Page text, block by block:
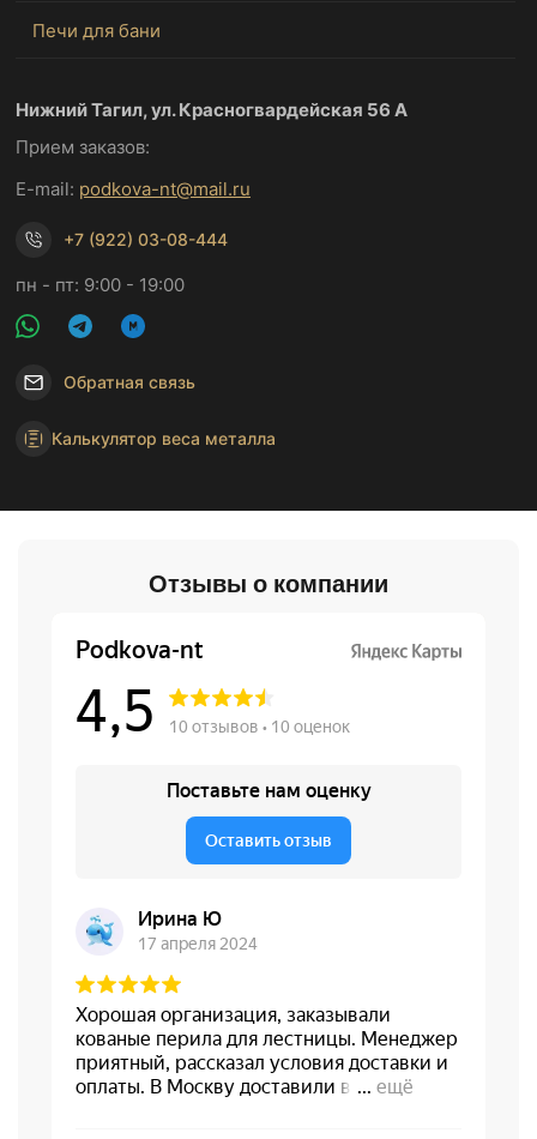
Печи для бани
Нижний Тагил, ул. Красногвардейская 56 А
Прием заказов:
E-mail: podkova-nt@mail.ru
+7 (922) 03-08-444
пн - пт: 9:00 - 19:00
Обратная связь
Калькулятор веса металла
Отзывы о компании